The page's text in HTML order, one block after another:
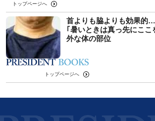
トップページへ
首よりも脇よりも効果的
｢暑いときは真っ先にこ
外な体の部位
トップページへ